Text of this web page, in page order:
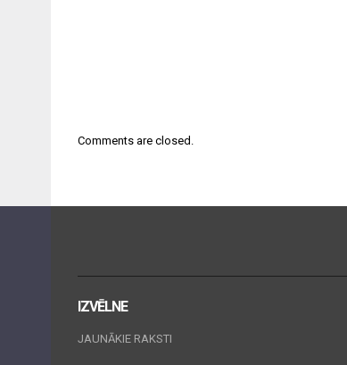
Comments are closed.
IZVĒLNE
JAUNĀKIE RAKSTI